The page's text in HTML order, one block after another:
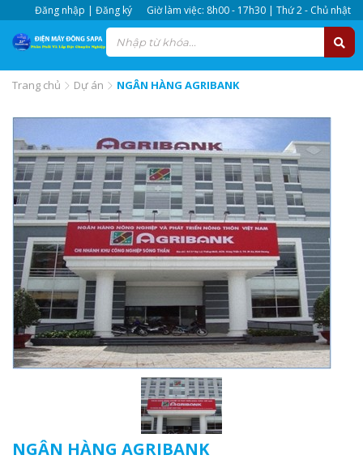
Đăng nhập | Đăng ký Giờ làm việc: 8h00 - 17h30 | Thứ 2 - Chủ nhật
Trang chủ Dự án NGÂN HÀNG AGRIBANK
NGÂN HÀNG AGRIBANK